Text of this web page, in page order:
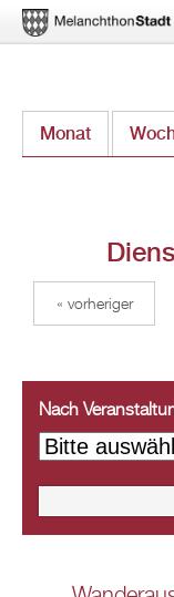
zum
Monat
« vorheriger
Nach